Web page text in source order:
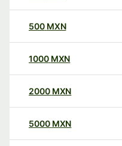
500 MXN
1000 MXN
2000 MXN
5000 MXN